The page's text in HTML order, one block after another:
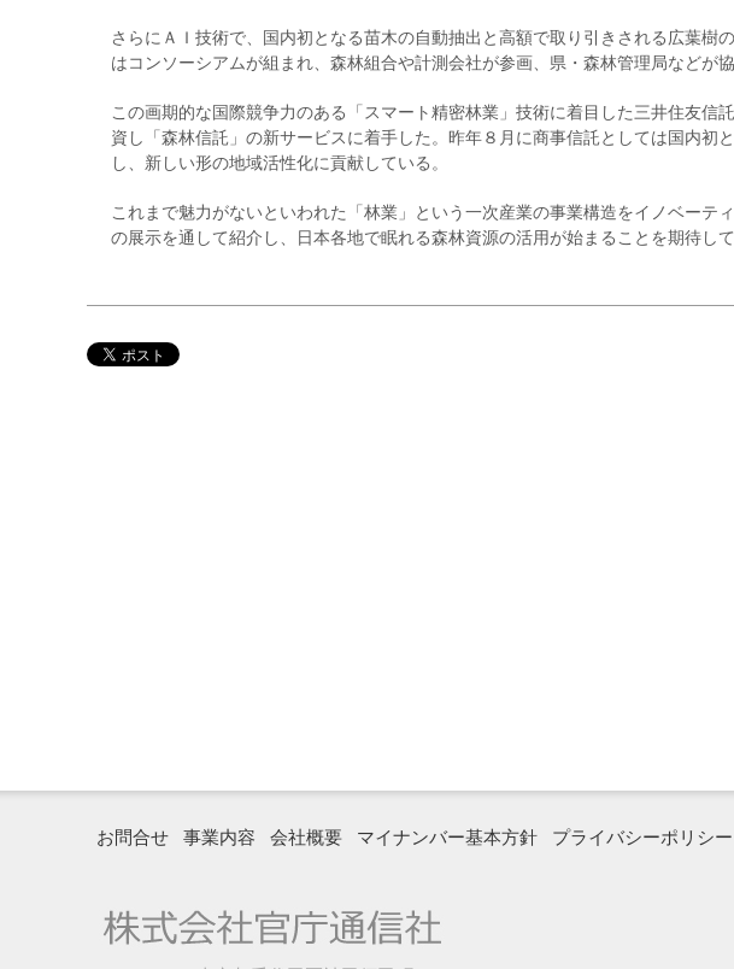
さらにＡＩ技術で、国内初となる苗木の自動抽出と高額で取り引きされる広葉樹
はコンソーシアムが組まれ、森林組合や計測会社が参画、県・森林管理局などが協
この画期的な国際競争力のある「スマート精密林業」技術に着目した三井住友信
資し「森林信託」の新サービスに着手した。昨年８月に商事信託としては国内初
し、新しい形の地域活性化に貢献している。
これまで魅力がないといわれた「林業」という一次産業の事業構造をイノベーテ
の展示を通して紹介し、日本各地で眠れる森林資源の活用が始まることを期待して
お問合せ 事業内容 会社概要 マイナンバー基本方針 プライバシーポリシー